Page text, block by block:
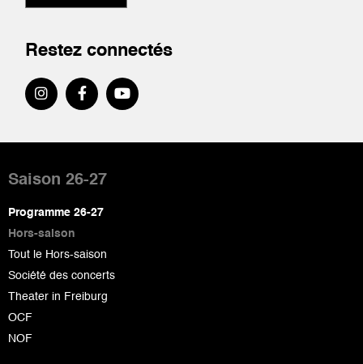
Restez connectés
de
page
Saison 26-27
Programme 26-27
Hors-saison
Tout le Hors-saison
Société des concerts
Theater in Freiburg
OCF
NOF